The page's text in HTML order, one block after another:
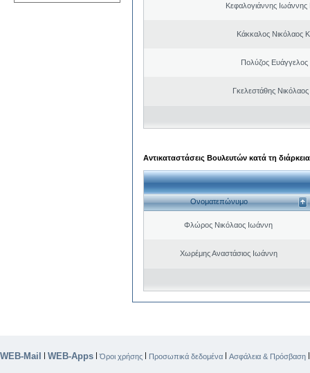
Κεφαλογιάννης Ιωάννης
Κάκκαλος Νικόλαος
Πολύζος Ευάγγελος
Γκελεστάθης
Αντικαταστάσεις Βουλευτών κατά τη
Ονοματεπώνυμο
Φλώρος Νικόλαος Ιωάννη
Χωρέμης Αναστάσιος Ιωάννη
WEB-Mail | WEB-Apps |Όροι χρήσης | Προσωπικά δεδομένα | Ασφάλεια & Πρόσβαση